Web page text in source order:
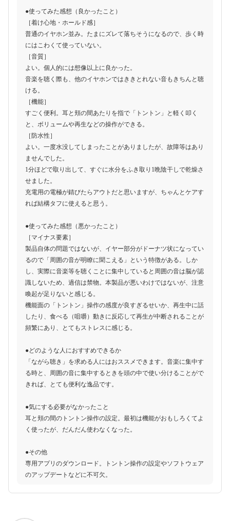
●使ってみた感想（良かったこと）
［着け心地・ホールド感］
普通のイヤホン並み。たまにズレて落ちそうになるので、歩く時
にはこわくて使っていない。
［音質］
よい。個人的には想像以上に良かった。
音楽を聴く際も、他のイヤホンではききとれない音もきちんと聴
ける。
［機能］
すごく便利。耳と頬の間あたりを指で「トントン」と軽く叩く
と、ボリュームや再生などの操作ができる。
［防水性］
よい。一度水没してしまったことがありましたが、故障等はあり
ませんでした。
1分ほどで取り出して、すぐに水分をふき取り1晩陰干しで乾燥さ
せました。
充電用の電極が錆びたらアウトだと思いますが、ちゃんとケアす
れば結構タフに使えると思う。
●使ってみた感想（悪かったこと）
［マイナス要素］
製品自体の問題ではないが、イヤー部分がドーナツ状になってい
るので「周囲の音が明瞭に聞こえる」という特徴がある。しか
し、実際に音楽等を聴くことに集中していると周囲の音は脳が認
識しないため、過信は禁物。本製品が悪いわけではないが、注意
喚起が足りないと感じる。
機能面の「トントン」操作の感度が良すぎるせいか、再生中に話
したり、食べる（咀嚼）動きに反応して再生が中断されることが
頻繁にあり、とてもストレスに感じる。
●どのような人におすすめできるか
「ながら聴き」を求める人にはおススメできます。音楽に集中す
る時と、周囲の音に集中するときを頭の中で使い分けることがで
きれば、とても便利な逸品です。
●気にする必要がなかったこと
耳と頬の間のトントン操作の設定。最初は機能がおもしろくてよ
く使ったが、だんだん使わなくなった。
●その他
専用アプリのダウンロード。トントン操作の設定やソフトウェア
のアップデートなどに不可欠。